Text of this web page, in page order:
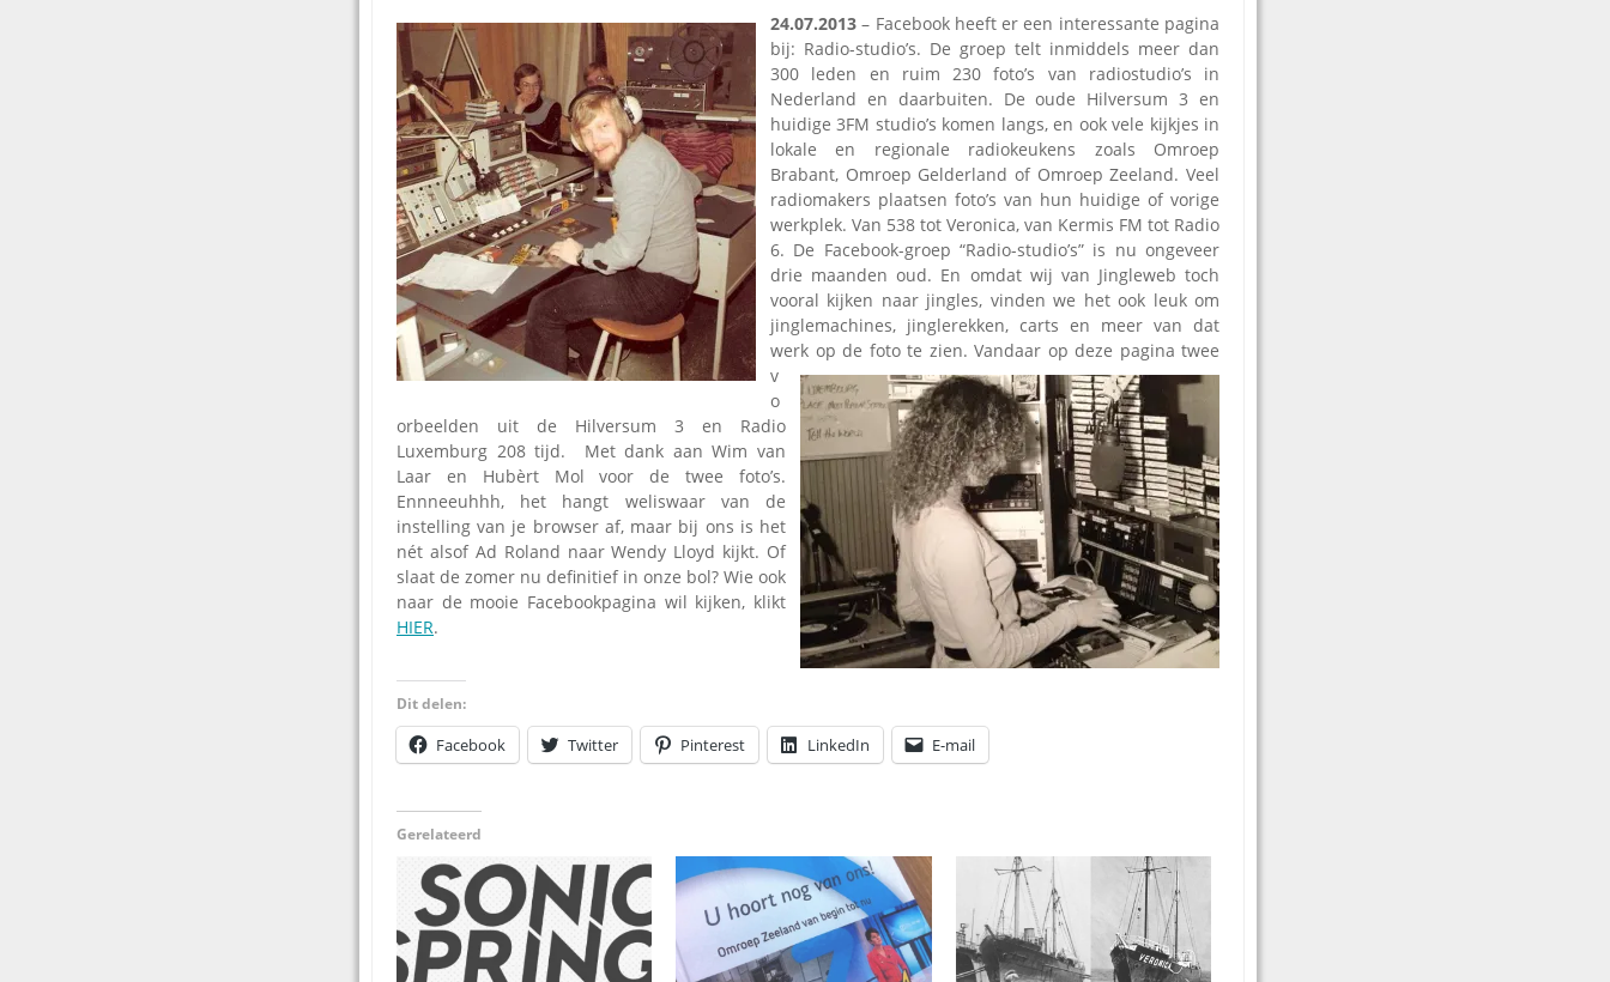
Uitvinding
jinglecassette
24.07.2013 – Facebook heeft er een interessante pagina
bij: Radio-studio’s. De groep telt inmiddels meer dan
300 leden en ruim 230 foto’s van radiostudio’s in
Nederland en daarbuiten. De oude Hilversum 3 en
huidige 3FM studio’s komen langs, en ook vele kijkjes in
lokale en regionale radiokeukens zoals Omroep
Brabant, Omroep Gelderland of Omroep Zeeland. Veel
radiomakers plaatsen foto’s van hun huidige of vorige
werkplek. Van 538 tot Veronica, van Kermis FM tot Radio
6. De Facebook-groep “Radio-studio’s” is nu ongeveer
drie maanden oud. En omdat wij van Jingleweb toch
vooral kijken naar jingles, vinden we het ook leuk om
jinglemachines, jinglerekken, carts en meer van dat
werk op de foto te zien. Vandaar op deze pagina twee
v
o
orbeelden uit de Hilversum 3 en Radio
Luxemburg 208 tijd. Met dank aan Wim van
Laar en Hubèrt Mol voor de twee foto’s.
Ennneeuhhh, het hangt weliswaar van de
instelling van je browser af, maar bij ons is het
nét alsof Ad Roland naar Wendy Lloyd kijkt. Of
slaat de zomer nu definitief in onze bol? Wie ook
naar de mooie Facebookpagina wil kijken, klikt
HIER.
Dit delen:
Facebook Twitter Pinterest LinkedIn E-mail
Gerelateerd